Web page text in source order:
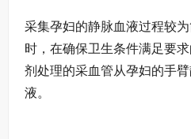
采集孕妇的静脉血液过程较
时，在确保卫生条件满足要
剂处理的采血管从孕妇的手
液。